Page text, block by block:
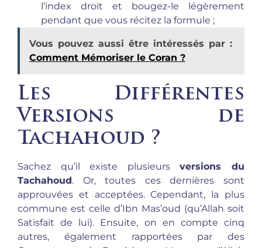
l’index droit et bougez-le légèrement
pendant que vous récitez la formule ;
Vous pouvez aussi être intéressés par :
Comment Mémoriser le Coran ?
Les Différentes
Versions de
Tachahoud ?
Sachez qu’il existe plusieursversions du
Tachahoud. Or, toutes ces dernières sont
approuvées et acceptées. Cependant, la plus
commune est celle d’Ibn Mas’oud (qu’Allah soit
Satisfait de lui). Ensuite, on en compte cinq
autres, également rapportées par des